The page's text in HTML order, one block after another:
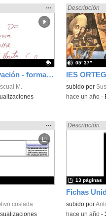
Tutorial de derivación - formato reducido - Bachillerato CCSS
Sociales» en:
Mostrar
la
ubicación
búsqueda
…
M.
Encontrado
Descripción
Contenido
subido por
05′ 37″
-hace un año-
Sociales» en:
Mostrar
la
ubicación
de la
búsqueda
…
coslada
Fichas
Encontrado
Descripción
Contenido
subido por
13 páginas
-hace un año-